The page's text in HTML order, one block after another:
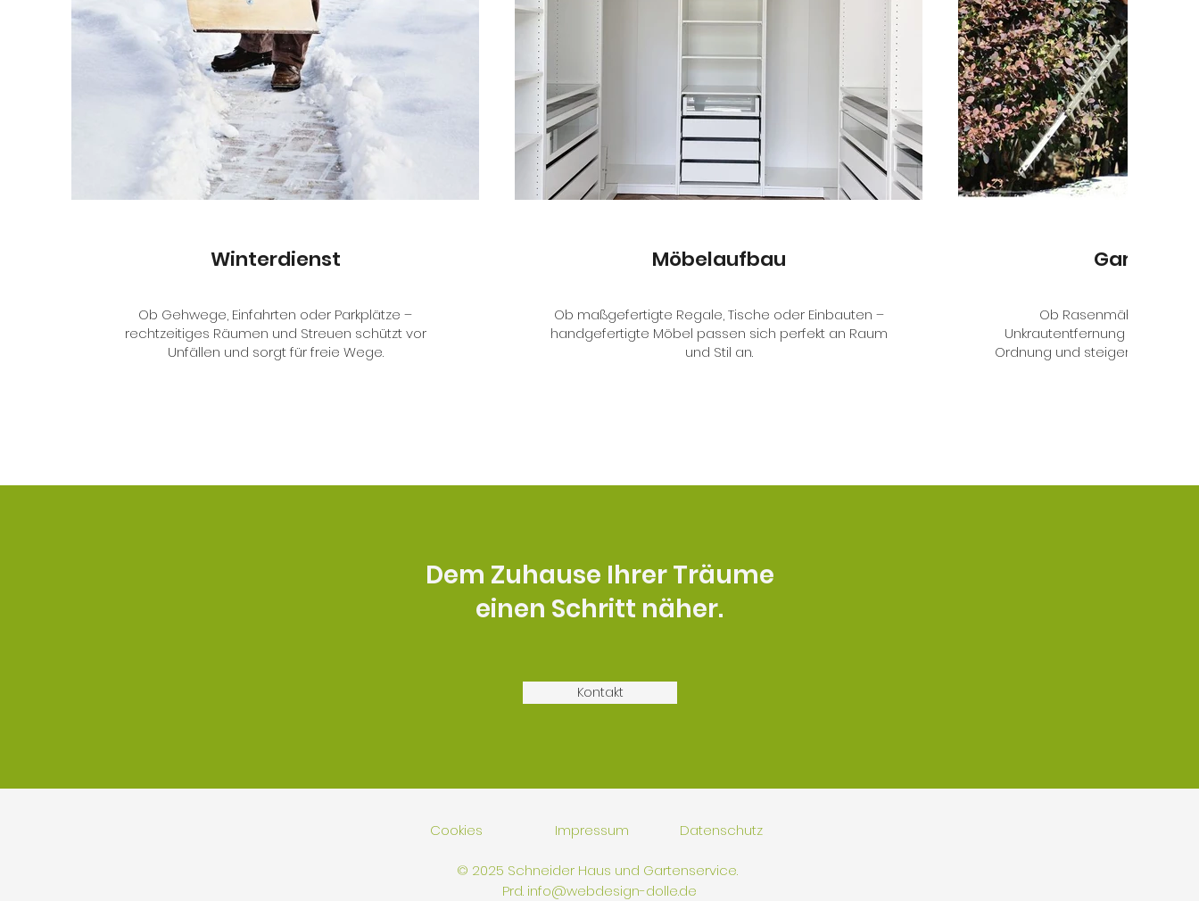
Winterdienst
Ob Gehwege, Einfahrten oder Parkplätze –
rechtzeitiges Räumen und Streuen schützt vor
Unfällen und sorgt für freie Wege.
Möbelaufbau
Ob maßgefertigte Regale, Tische oder Einbauten –
handgefertigte Möbel passen sich perfekt an Raum
und Stil an.
Ob Rasenmähen,
Unkrautentfernung –
Ordnung und steigert den
Dem Zuhause Ihrer Träume
einen Schritt näher.
Kontakt
Cookies Impressum Datenschutz
© 2025 Schneider Haus und Gartenservice.
Prd. info@webdesign-dolle.de